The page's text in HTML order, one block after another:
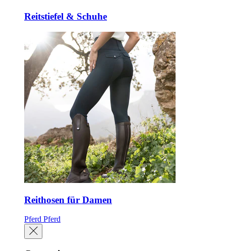
Reitstiefel & Schuhe
Reithosen für Damen
Pferd Pferd